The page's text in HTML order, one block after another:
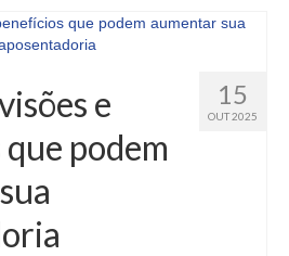
15
OUT 2025
e
podem